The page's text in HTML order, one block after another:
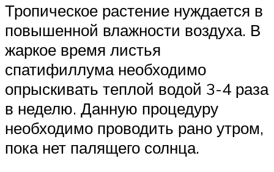
Тропическое растение нуждается в
повышенной влажности воздуха. В
жаркое время листья
спатифиллума необходимо
опрыскивать теплой водой 3-4 раза
в неделю. Данную процедуру
необходимо проводить рано утром,
пока нет палящего солнца.